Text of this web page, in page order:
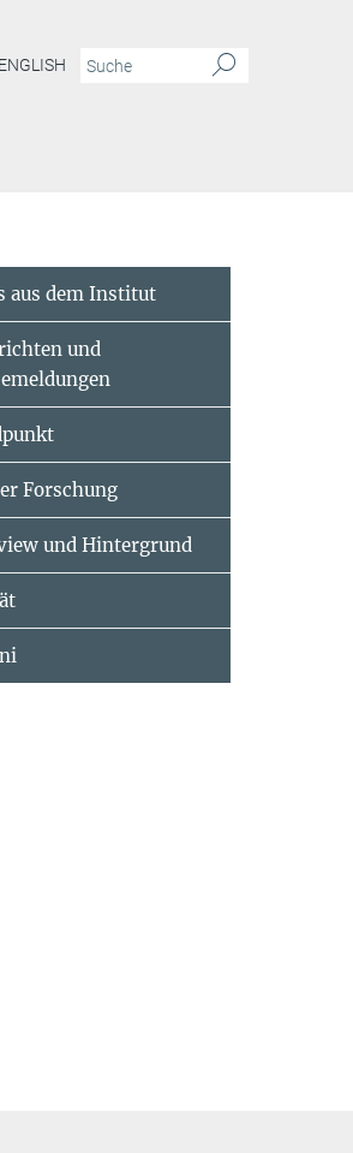
ENGLISH
aus dem Institut
und
Forschung
und Hintergrund